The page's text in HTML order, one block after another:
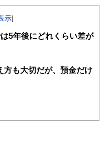
るようわかりやすく発信していま
ンテンツを追求しています。
ァイナンシャルプランナー、弁
示]
5年後にどれくらい差が
方も大切だが、預金だけ